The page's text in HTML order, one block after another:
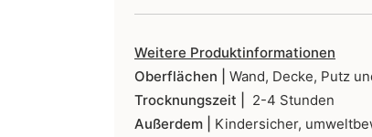
Weitere Produktinformationen
Oberflächen | Wand, Decke, Putz
Trocknungszeit |
2-4 Stunden
Außerdem | Kindersicher,